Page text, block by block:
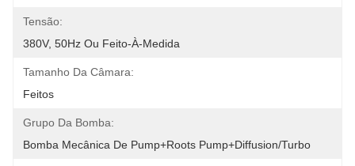
Tensão:
380V, 50Hz Ou Feito-À-Medida
Tamanho Da Câmara:
Feitos
Grupo Da Bomba:
Bomba Mecânica De Pump+Roots Pump+Diffusion/Turbo